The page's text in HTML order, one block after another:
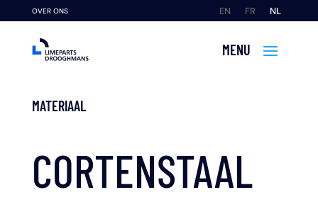
OVER ONS NL
FR
EN
MATERIAAL
CORTENSTAAL